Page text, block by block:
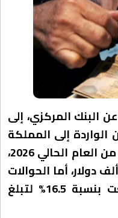
البنك المركزي، إلى
الواردة إلى المملكة
بنسبة 13.3% خلال الثلث الأول من العام الحالي 2026،
ليبلغ مليار و616 مليون و400 ألف دولار، أما الحوالات
الصادرة من المملكة فارتفعت بنسبة 16.5% لتبلغ